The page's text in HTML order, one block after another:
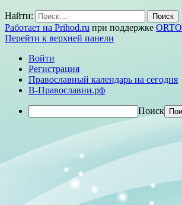
Найти:
Работает на Prihod.ru при поддержке
Перейти к верхней панели
Войти
Регистрация
Православный календарь на сегодня
В-Православии.рф
Поиск